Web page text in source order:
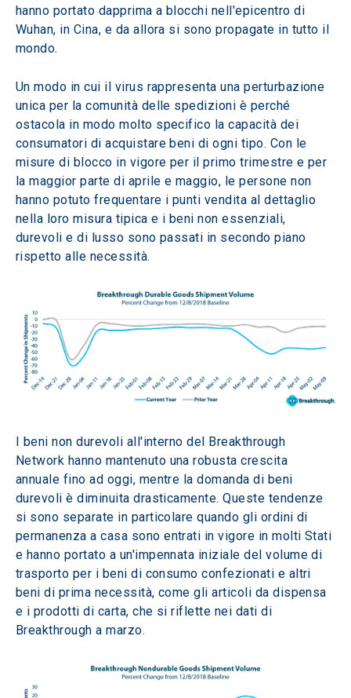
hanno portato dapprima a blocchi nell'epicentro di
Wuhan, in Cina, e da allora si sono propagate in tutto il
mondo.
Un modo in cui il virus rappresenta una perturbazione
unica per la comunità delle spedizioni è perché
ostacola in modo molto specifico la capacità dei
consumatori di acquistare beni di ogni tipo. Con le
misure di blocco in vigore per il primo trimestre e per
la maggior parte di aprile e maggio, le persone non
hanno potuto frequentare i punti vendita al dettaglio
nella loro misura tipica e i beni non essenziali,
durevoli e di lusso sono passati in secondo piano
rispetto alle necessità.
I beni non durevoli all'interno del Breakthrough
Network hanno mantenuto una robusta crescita
annuale fino ad oggi, mentre la domanda di beni
durevoli è diminuita drasticamente. Queste tendenze
si sono separate in particolare quando gli ordini di
permanenza a casa sono entrati in vigore in molti Stati
e hanno portato a un'impennata iniziale del volume di
trasporto per i beni di consumo confezionati e altri
beni di prima necessità, come gli articoli da dispensa
e i prodotti di carta, che si riflette nei dati di
Breakthrough a marzo.